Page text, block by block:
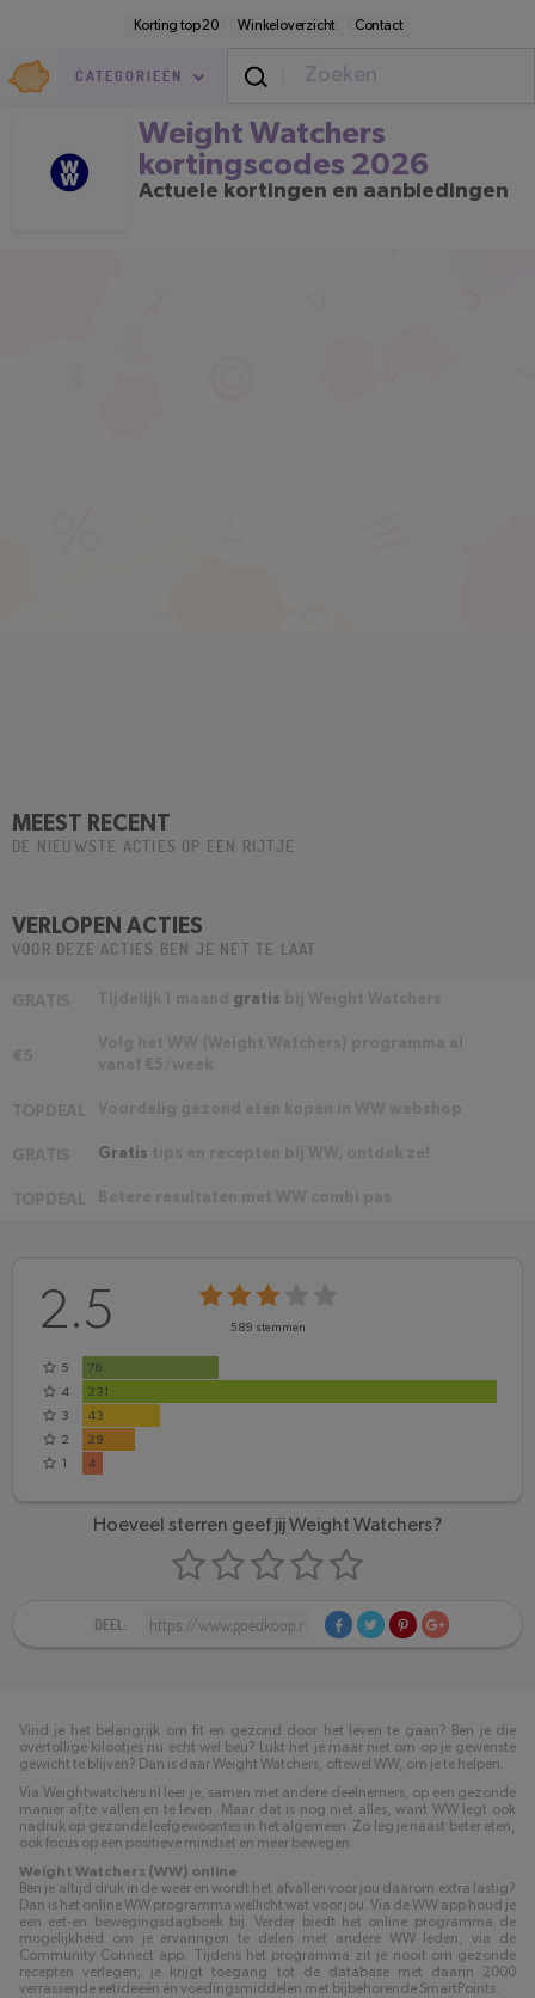
inhoud
Korting top 20 Winkeloverzicht Contact
Goedkoop.nl
CATEGORIEËN
Weight Watchers kortingscodes
Weight Watchers
kortingscodes 2026
Actuele kortingen en aanbiedingen
MEEST RECENT
DE NIEUWSTE ACTIES OP EEN RIJTJE
VERLOPEN ACTIES
VOOR DEZE ACTIES BEN JE NET TE LAAT.
gratis
Gratis
2.5 589 stemmen
5
76
4
231
3
43
2
29
1
4
Hoeveel sterren geef jij Weight Watchers?
DEEL:
Vind je het belangrijk om fit en gezond door het leven te gaan? Ben je die
overtollige kilootjes nu echt wel beu? Lukt het je maar niet om op je gewenste
gewicht te blijven? Dan is daar Weight Watchers, oftewel WW, om je te helpen.
Via Weightwatchers.nl leer je, samen met andere deelnemers, op een gezonde
manier af te vallen en te leven. Maar dat is nog niet alles, want WW legt ook
nadruk op gezonde leefgewoontes in het algemeen. Zo leg je naast beter eten,
ook focus op een positieve mindset en meer bewegen.
Weight Watchers (WW) online
Ben je altijd druk in de weer en wordt het afvallen voor jou daarom extra lastig?
Dan is het online WW programma wellicht wat voor jou. Via de WW app houd je
een eet-en bewegingsdagboek bij. Verder biedt het online programma de
mogelijkheid om je ervaringen te delen met andere WW leden, via de
Community Connect app. Tijdens het programma zit je nooit om gezonde
recepten verlegen, je krijgt toegang tot de database met daarin 2000
verrassende eetideeën én voedingsmiddelen met bijbehorende SmartPoints.